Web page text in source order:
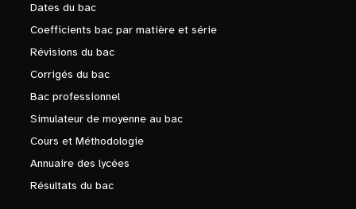
Dates du bac
Coefficients bac par matière et série
Révisions du bac
Corrigés du bac
Bac professionnel
Simulateur de moyenne au bac
Cours et Méthodologie
Annuaire des lycées
Résultats du bac